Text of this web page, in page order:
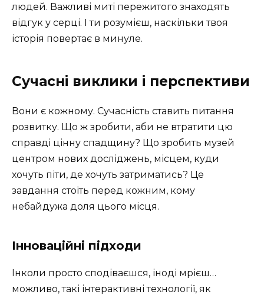
людей. Важливі миті пережитого знаходять
відгук у серці. І ти розумієш, наскільки твоя
історія повертає в минуле.
Сучасні виклики і перспективи
Вони є кожному. Сучасність ставить питання
розвитку. Що ж зробити, аби не втратити цю
справді цінну спадщину? Що зробить музей
центром нових досліджень, місцем, куди
хочуть піти, де хочуть затриматись? Це
завдання стоїть перед кожним, кому
небайдужа доля цього місця.
Інноваційні підходи
Інколи просто сподіваєшся, іноді мрієш…
можливо, такі інтерактивні технології, як